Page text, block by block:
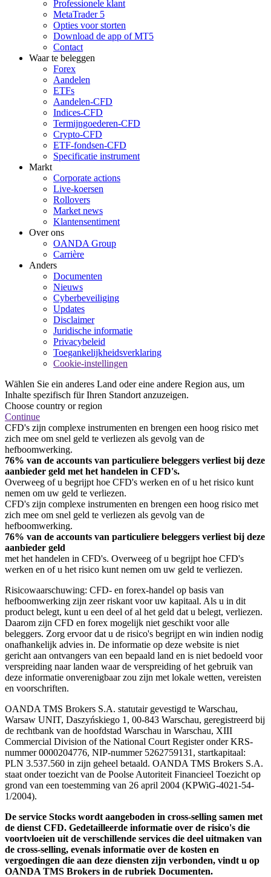
Professionele klant
MetaTrader 5
Opties voor storten
Download de app of MT5
Contact
Waar te beleggen
Forex
Aandelen
ETFs
Aandelen-CFD
Indices-CFD
Termijngoederen-CFD
Crypto-CFD
ETF-fondsen-CFD
Specificatie instrument
Markt
Corporate actions
Live-koersen
Rollovers
Market news
Klantensentiment
Over ons
OANDA Group
Carrière
Anders
Documenten
Nieuws
Cyberbeveiliging
Updates
Disclaimer
Juridische informatie
Privacybeleid
Toegankelijkheidsverklaring
Cookie-instellingen
Wählen Sie ein anderes Land oder eine andere Region aus, um
Inhalte spezifisch für Ihren Standort anzuzeigen.
Choose country or region
Continue
CFD's zijn complexe instrumenten en brengen een hoog risico met
zich mee om snel geld te verliezen als gevolg van de
hefboomwerking.
76% van de accounts van particuliere beleggers verliest bij deze
aanbieder geld met het handelen in CFD's.
Overweeg of u begrijpt hoe CFD's werken en of u het risico kunt
nemen om uw geld te verliezen.
CFD's zijn complexe instrumenten en brengen een hoog risico met
zich mee om snel geld te verliezen als gevolg van de
hefboomwerking.
76% van de accounts van particuliere beleggers verliest bij deze
aanbieder geld
met het handelen in CFD's. Overweeg of u begrijpt hoe CFD's
werken en of u het risico kunt nemen om uw geld te verliezen.
Risicowaarschuwing: CFD- en forex-handel op basis van
hefboomwerking zijn zeer riskant voor uw kapitaal. Als u in dit
product belegt, kunt u een deel of al het geld dat u belegt, verliezen.
Daarom zijn CFD en forex mogelijk niet geschikt voor alle
beleggers. Zorg ervoor dat u de risico's begrijpt en win indien nodig
onafhankelijk advies in. De informatie op deze website is niet
gericht aan ontvangers van een bepaald land en is niet bedoeld voor
verspreiding naar landen waar de verspreiding of het gebruik van
deze informatie onverenigbaar zou zijn met lokale wetten, vereisten
en voorschriften.
OANDA TMS Brokers S.A. statutair gevestigd te Warschau,
Warsaw UNIT, Daszyńskiego 1, 00-843 Warschau, geregistreerd bij
de rechtbank van de hoofdstad Warschau in Warschau, XIII
Commercial Division of the National Court Register onder KRS-
nummer 0000204776, NIP-nummer 5262759131, startkapitaal:
PLN 3.537.560 in zijn geheel betaald. OANDA TMS Brokers S.A.
staat onder toezicht van de Poolse Autoriteit Financieel Toezicht op
grond van een toestemming van 26 april 2004 (KPWiG-4021-54-
1/2004).
De service Stocks wordt aangeboden in cross-selling samen met
de dienst CFD. Gedetailleerde informatie over de risico's die
voortvloeien uit de verschillende services die deel uitmaken van
de cross-selling, evenals informatie over de kosten en
vergoedingen die aan deze diensten zijn verbonden, vindt u op
OANDA TMS Brokers in de rubriek Documenten.